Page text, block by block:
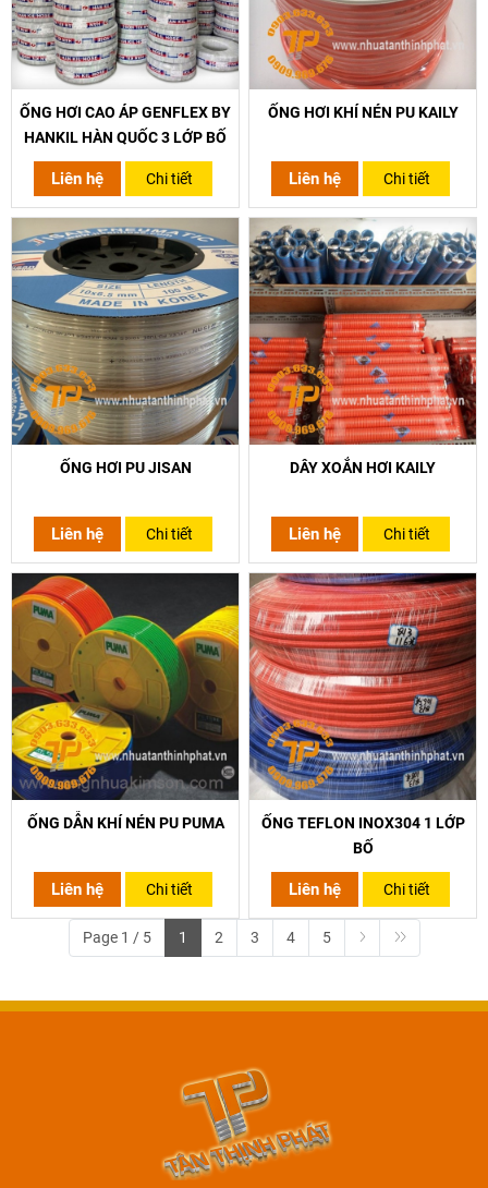
ỐNG HƠI CAO ÁP GENFLEX BY
HANKIL HÀN QUỐC 3 LỚP BỐ
Liên hệ Chi tiết
ỐNG HƠI KHÍ NÉN PU KAILY
Liên hệ Chi tiết
ỐNG HƠI PU JISAN
Liên hệ Chi tiết
DÂY XOẮN HƠI KAILY
Liên hệ Chi tiết
ỐNG DẪN KHÍ NÉN PU PUMA
Liên hệ Chi tiết
ỐNG TEFLON INOX304 1 LỚP
BỐ
Liên hệ Chi tiết
Page 1 / 5 1 2 3 4 5